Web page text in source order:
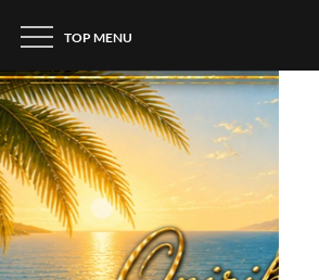
TOP MENU